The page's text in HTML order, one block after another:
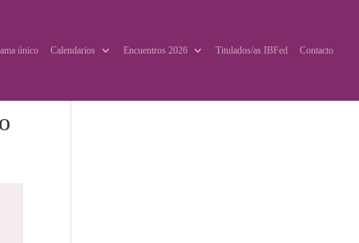
único Calendarios Encuentros 2026 Titulados/as IBFed Contacto